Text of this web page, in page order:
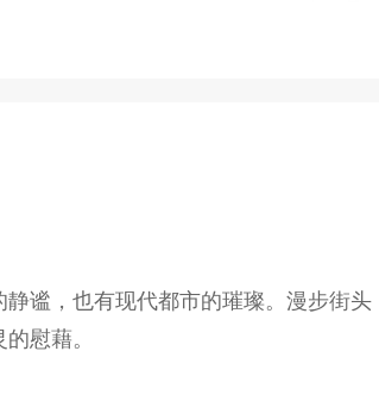
谧，也有现代都市的璀璨。漫步街
的慰藉。